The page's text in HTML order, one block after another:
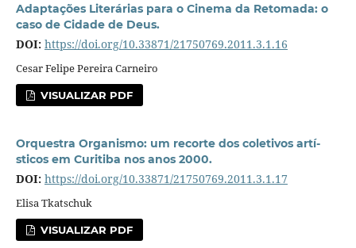
Adaptações Literárias para o Cinema da Retomada: o
caso de Cidade de Deus.
DOI: https://doi.org/10.33871/21750769.2011.3.1.16
Cesar Felipe Pereira Carneiro
VISUALIZAR PDF
Orquestra Organismo: um recorte dos coletivos artí­
sticos em Curitiba nos anos 2000.
DOI: https://doi.org/10.33871/21750769.2011.3.1.17
Elisa Tkatschuk
VISUALIZAR PDF